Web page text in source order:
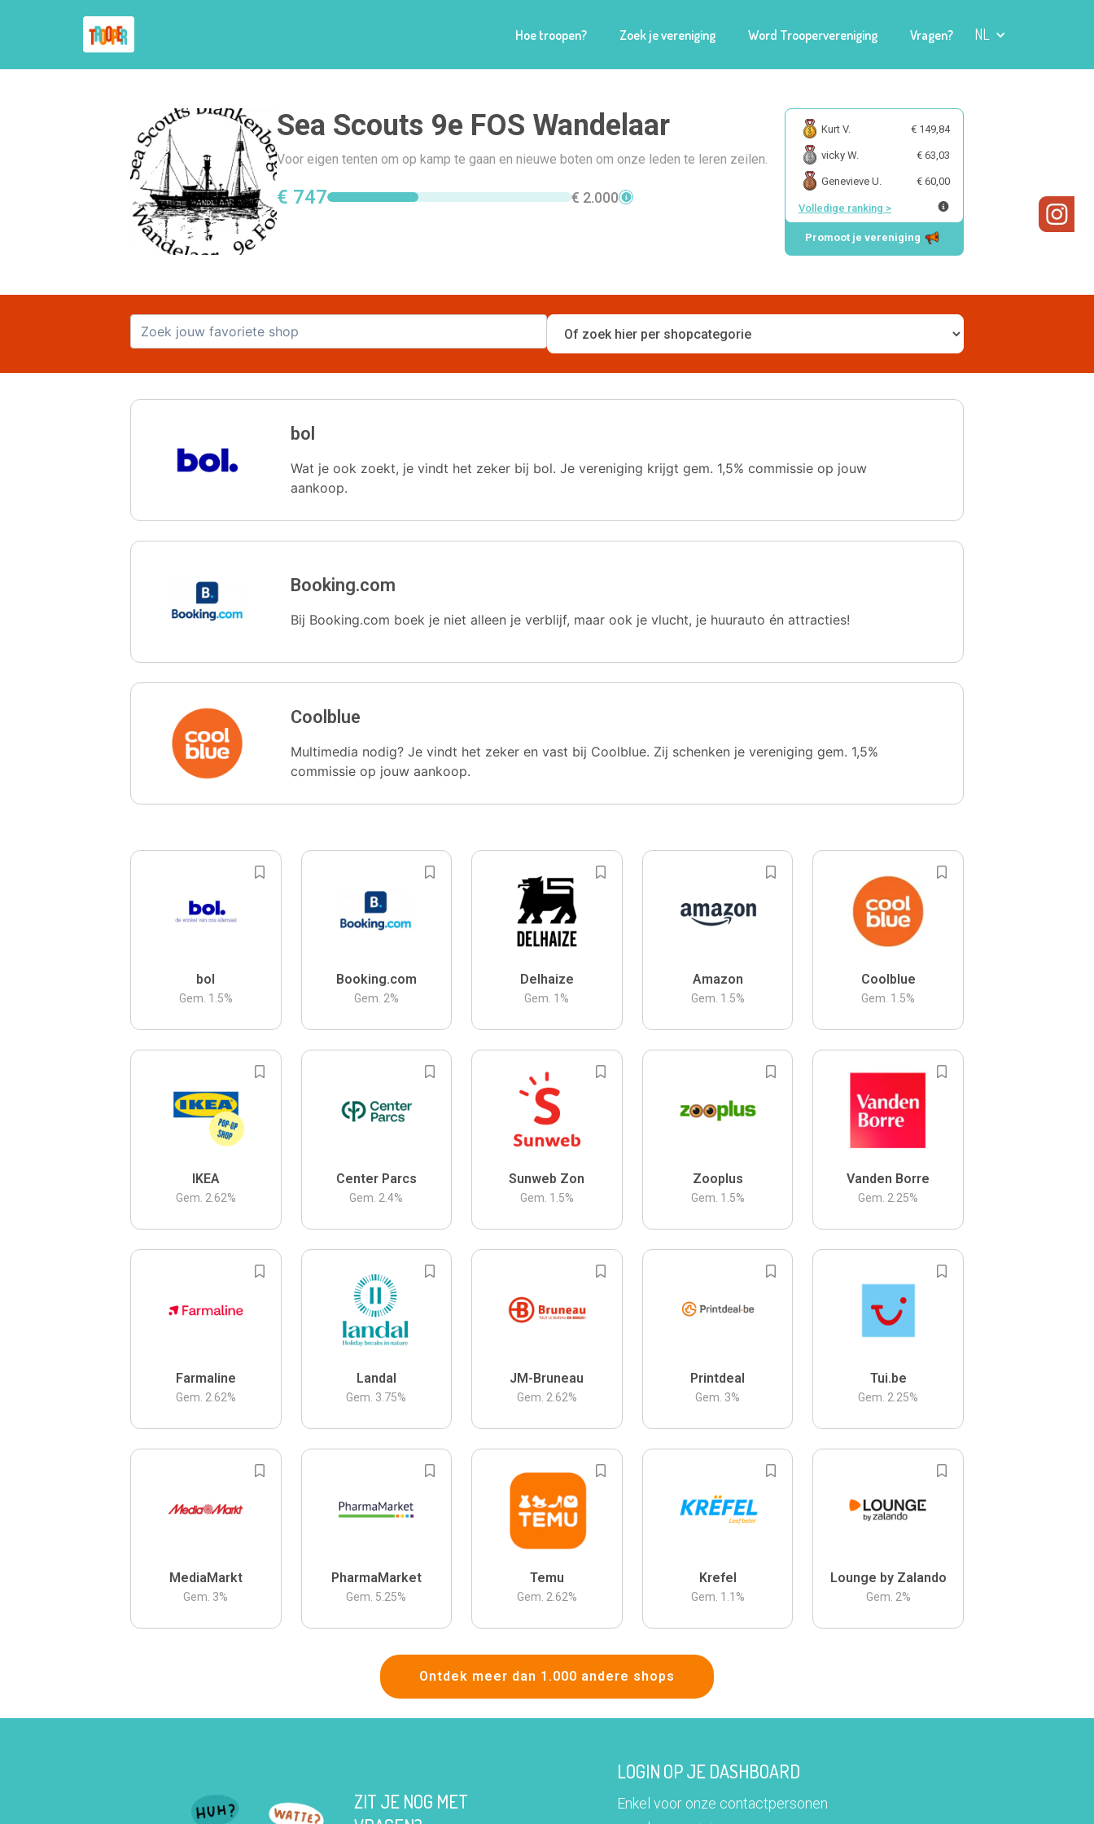
Hoe troopen? Zoek je vereniging Word Troopervereniging Vragen? NL
Sea Scouts 9e FOS Wandelaar
Voor eigen tenten om op kamp te gaan en nieuwe boten om onze leden te leren zeilen.
€ 747 € 2.000
Kurt V. € 149,84
vicky W. € 63,03
Genevieve U. € 60,00
Volledige ranking >
Promoot je vereniging
bol
Wat je ook zoekt, je vindt het zeker bij bol. Je vereniging krijgt gem. 1,5% commissie op jouw
aankoop.
Booking.com
Bij Booking.com boek je niet alleen je verblijf, maar ook je vlucht, je huurauto én attracties!
Coolblue
Multimedia nodig? Je vindt het zeker en vast bij Coolblue. Zij schenken je vereniging gem. 1,5%
commissie op jouw aankoop.
bol
Gem. 1.5%
Booking.com
Gem. 2%
Delhaize
Gem. 1 %
Amazon
Gem. 1.5%
Coolblue
Gem. 1.5%
IKEA
Gem. 2.62%
Center Parcs
Gem. 2.4%
Sunweb Zon
Gem. 1.5%
Zooplus
Gem. 1.5%
Vanden Borre
Gem. 2.25%
Farmaline
Gem. 2.62%
Landal
Gem. 3.75%
JM-Bruneau
Gem. 2.62%
Printdeal
Gem. 3%
Tui.be
Gem. 2.25%
MediaMarkt
Gem. 3%
PharmaMarket
Gem. 5.25%
Temu
Gem. 2.62%
Krefel
Gem. 1.1 %
Lounge by Zalando
Gem. 2%
Ontdek meer dan 1.000 andere shops
ZIT JE NOG MET
LOGIN OP JE DASHBOARD
Enkel voor onze contactpersonen